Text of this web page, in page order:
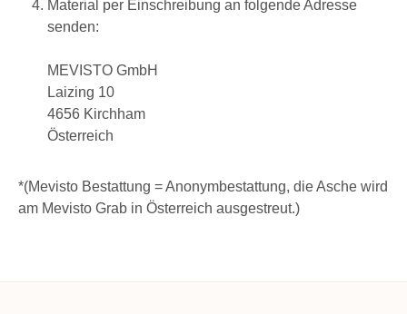
Material per Einschreibung an folgende Adresse
senden:
MEVISTO GmbH
Laizing 10
4656 Kirchham
Österreich
*(Mevisto Bestattung = Anonymbestattung, die Asche wird
am Mevisto Grab in Österreich ausgestreut.)